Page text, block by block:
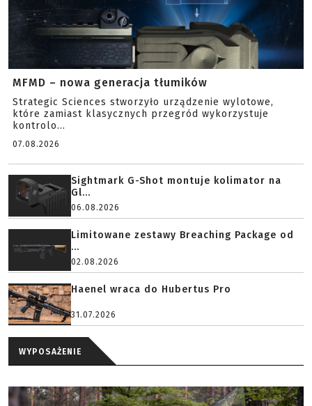
MFMD – nowa generacja tłumików
Strategic Sciences stworzyło urządzenie wylotowe,
które zamiast klasycznych przegród wykorzystuje
kontrolo...
07.08.2026
Sightmark G-Shot montuje kolimator na
Gl...
06.08.2026
Limitowane zestawy Breaching Package od
...
02.08.2026
Haenel wraca do Hubertus Pro
31.07.2026
WYPOSAŻENIE